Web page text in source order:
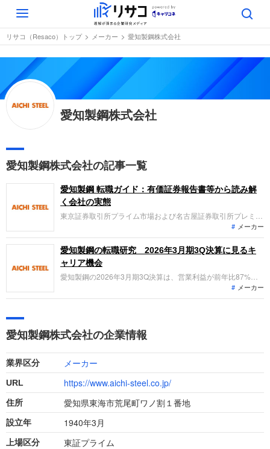
Toggle
navigation
リサコ（Resaco）トップ メーカー 愛知製鋼株式会社
愛知製鋼株式会社
愛知製鋼株式会社の記事一覧
愛知製鋼 転職ガイド：有価証券報告書等から読み解
く会社の実態
東京証券取引所プライム市場および名古屋証券取引所プレミア
市場に上場する愛知製鋼は、特殊鋼や鍛造品、電子機能材料な
どの製造・販売を展開しています。直近の2026年3月期業績で
は、売上収益が3043億円で増収、営業利益も174億円で増益と
なり、堅調な成長を遂げています。トヨタグループに属してい
ます。
メーカー
愛知製鋼の転職研究 2026年3月期3Q決算に見るキ
ャリア機会
愛知製鋼の2026年3月期3Q決算は、営業利益が前年比87%増
と過去最高を更新。中期経営計画の目標を1年前倒しで達成す
る見通しです。インド企業の子会社化や電子部品事業の急成長
メーカー
愛知製鋼株式会社の企業情報
業界区分 メーカー
URL https://www.aichi-steel.co.jp/
住所 愛知県東海市荒尾町ワノ割１番地
設立年 1940年3月
上場区分
東証プライム